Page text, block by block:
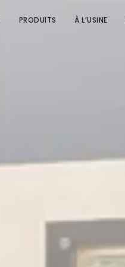
PRODUITS À L’USINE